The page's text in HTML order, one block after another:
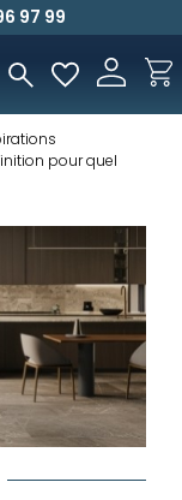
97 99
pour quel